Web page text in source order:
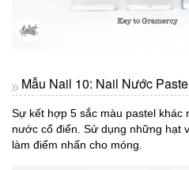
Mẫu Nail 10: Nail Nước
Sự kết hợp 5 sắc màu pastel khác
nước cổ điển. Sử dụng những hạt
làm điểm nhấn cho móng.